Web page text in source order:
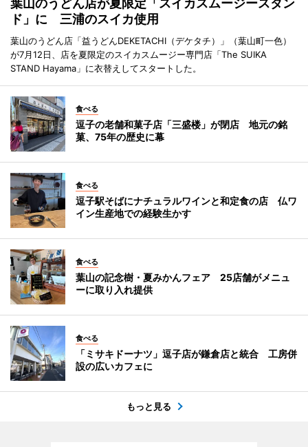
ド」に 三浦のスイカ使用
葉山のうどん店「益うどんDEKETACHI（デケタチ）」（葉山町一色）
が7月12日、店を夏限定のスイカスムージー専門店「The SUIKA
STAND Hayama」に衣替えしてスタートした。
食べる
逗子の老舗和菓子店「三盛楼」が閉店 地元の銘
菓、75年の歴史に幕
食べる
逗子駅そばにナチュラルワインと和定食の店 仏ワ
イン生産地での経験生かす
食べる
葉山の記念樹・夏みかんフェア 25店舗がメニュ
ーに取り入れ提供
食べる
「ミサキドーナツ」逗子店が鎌倉店と統合 工房併
設の広いカフェに
もっと見る